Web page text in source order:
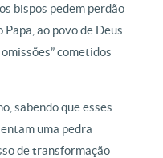
bispos pedem perdão
ao povo de Deus
cometidos
sabendo que esses
uma pedra
de transformação